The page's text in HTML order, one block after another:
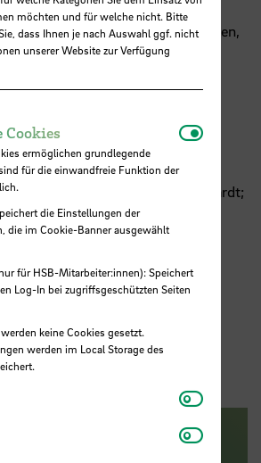
und Studierenden ermöglichen,
Sichtweise auf
(15 Min.)
(40 Min.), Daniela Reinhardt;
Kosten
9. Februar 2024
möchten und für welche nicht. Bitte
dass Ihnen je nach Auswahl ggf. nicht
unserer Website zur Verfügung
Cookies
ermöglichen grundlegende
für die einwandfreie Funktion der
die Einstellungen der
die im Cookie-Banner ausgewählt
für HSB-Mitarbeiter:innen): Speichert
Log-In bei zugriffsgeschützten Seiten
keine Cookies gesetzt.
werden im Local Storage des
Matomo
Youtube